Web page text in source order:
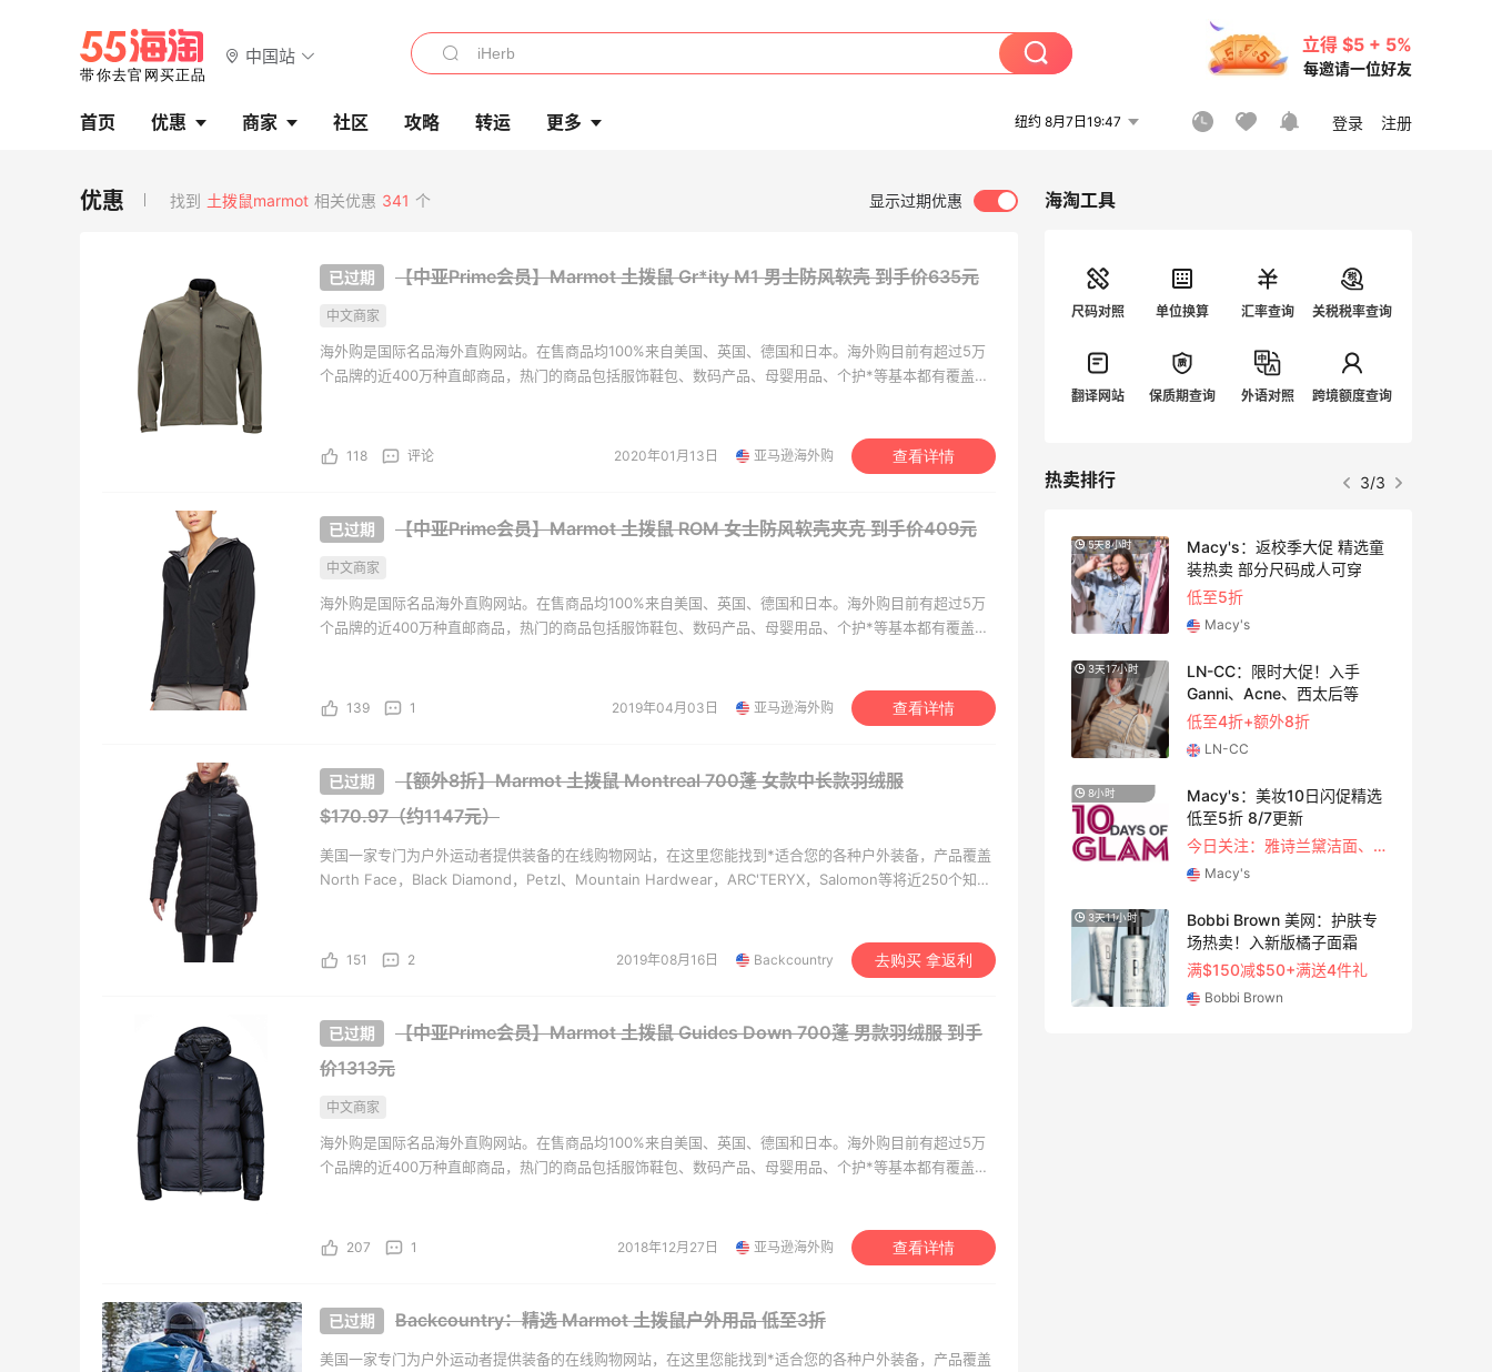
中国站
立得 $5 + 5%
每邀请一位好友
首页 优惠 商家 社区 攻略 转运 更多 纽约 8月7日19:47 登录 注册
找到 土拨鼠marmot 相关优惠 341 个 显示过期优惠
【中亚Prime会员】Marmot 土拨鼠 Gr*ity M1 男士防风软壳到手价635元
中文商家
海外购是国际名品海外直购网站。在售商品均100%来自美国、英国、德国和日本。海外购目前有超过5万
个品牌的近400万种直邮商品，热门的商品包括服饰鞋包、数码产品、母婴用品、个护*等基本都有覆盖。
118 评论 2020年01月13日 亚马逊海外购 查看详情
【中亚Prime会员】Marmot 土拨鼠 ROM 女士防风软壳夹克到手价409元
中文商家
海外购是国际名品海外直购网站。在售商品均100%来自美国、英国、德国和日本。海外购目前有超过5万
个品牌的近400万种直邮商品，热门的商品包括服饰鞋包、数码产品、母婴用品、个护*等基本都有覆盖。
139 1 2019年04月03日 亚马逊海外购 查看详情
【额外8折】Marmot 土拨鼠 Montreal 700蓬 女款中长款羽绒服
$170.97（约1147元）
美国一家专门为户外运动者提供装备的在线购物网站，在这里您能找到*适合您的各种户外装备，产品覆盖
North Face，Black Diamond，Petzl、Mountain Hardwear，ARC'TERYX，Salomon等将近250个知名
151 2 2019年08月16日 Backcountry 去购买 拿返利
【中亚Prime会员】Marmot 土拨鼠 Guides Down 700蓬 男款羽绒服到手
价1313元
中文商家
海外购是国际名品海外直购网站。在售商品均100%来自美国、英国、德国和日本。海外购目前有超过5万
个品牌的近400万种直邮商品，热门的商品包括服饰鞋包、数码产品、母婴用品、个护*等基本都有覆盖。
207 1 2018年12月27日 亚马逊海外购 查看详情
Backcountry：精选 Marmot 土拨鼠户外用品低至3折
美国一家专门为户外运动者提供装备的在线购物网站，在这里您能找到*适合您的各种户外装备，产品覆盖
海淘工具
尺码对照 单位换算 汇率查询 关税税率查询
翻译网站 保质期查询 外语对照 跨境额度查询
热卖排行 3/3
Macy's：返校季大促 精选童
装热卖 部分尺码成人可穿
LN-CC：限时大促！入手
Ganni、Acne、西太后等
Macy's：美妆10日闪促精选
低至5折 8/7更新
Bobbi Brown 美网：护肤专
场热卖！入新版橘子面霜
3天11小时
满赠正装橘子眼霜+精华唇蜜等好礼
Bobbi Brown
5天5小时
Columbia Sportswear：夏
季大促！哥伦比亚运动热卖
低至6折
Columbia Sportswear
满$200享8.5折优惠+部分送好礼
享额外9折
Mytheresa
妆大促低至5折 满赠三重好
礼低门槛入手7件套
2天17小时
iHerb ：88全球好物节！选
无门槛7.5折
iHerb
低至5折+免邮
关注兰蔻、雅诗兰黛等 每日更新
5天8小时
Macy's：返校季大促 精选童
装热卖 部分尺码成人可穿
低至5折
Macy's
3天17小时
LN-CC：限时大促！入手
Ganni、Acne、西太后等
低至4折+额外8折
LN-CC
8小时
Macy's：美妆10日闪促精选
低至5折 8/7更新
今日关注：雅诗兰黛洁面、兰蔻遮瑕等
Macy's
3天11小时
Bobbi Brown 美网：护肤专
场热卖！入新版橘子面霜
满$150减$50+满送4件礼
Bobbi Brown